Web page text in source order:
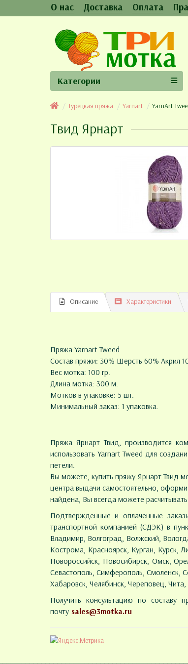
О нас Доставка Оплата
Категории
Турецкая пряжа Yarnart YarnArt
Твид Ярнарт
Описание Характеристики
Пряжа Yarnart Tweed
Состав пряжи: 30% Шерсть 60% Акрил
Вес мотка: 100 гр.
Длина мотка: 300 м.
Мотков в упаковке: 5 шт.
Минимальный заказ: 1 упаковка.
Пряжа Ярнарт Твид, производится
использовать Yarnart Tweed для
петели.
Вы можете, купить пряжу Ярнарт Твид
центра выдачи самостоятельно,
найдена, Вы всегда можете
Подтвержденные и оплаченные
транспортной компанией (СДЭК) в
Владимир, Волгоград, Волжский,
Кострома, Красноярск, Курган,
Новороссийск, Новосибирск, Омск,
Севастополь, Симферополь, Смоленск,
Хабаровск, Челябинск, Череповец, Чита,
Получить консультацию по
почту sales@3motka.ru